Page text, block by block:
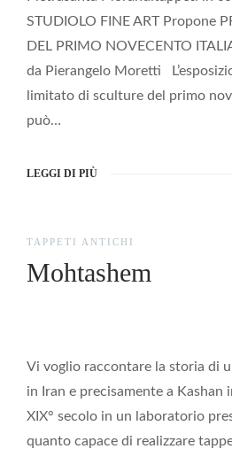
STUDIOLO FINE ART Propone
DEL PRIMO NOVECENTO
da Pierangelo Moretti
limitato di sculture del primo
può…
LEGGI DI PIÙ
TAPPETI ANTICHI
Mohtashem
Vi voglio raccontare la storia di
in Iran e precisamente a Kashan
XIX° secolo in un laboratorio
quanto capace di realizzare